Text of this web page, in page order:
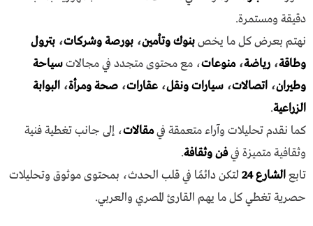
دقيقة ومستمرة.
نهتم بعرض كل ما يخصبنوك وتأمين، بورصة وشركات، بترول
وطاقة، رياضة،منوعات، مع محتوى متجدد في مجالاتسياحة
وطيران، اتصالات، سيارات ونقل، عقارات، صحة ومرأة، البوابة
الزراعية.
كما نقدم تحليلات وآراء متعمقة فيمقالات، إلى جانب تغطية فنية
وثقافية متميزة فيفن وثقافة.
تابعالشارع 24
لتكن دائمًا في قلب الحدث، بمحتوى موثوق وتحليلات
حصرية تغطي كل ما يهم القارئ المصري والعربي.